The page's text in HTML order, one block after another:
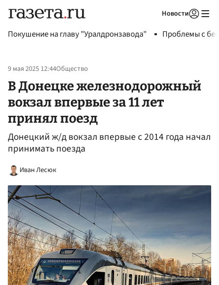
Новости
Покушение на главу "Уралдронзавода" Проблемы с
9 мая 2025 12:44Общество
В Донецке железнодорожный
вокзал впервые за 11 лет
принял поезд
Донецкий ж/д вокзал впервые с 2014 года начал
принимать поезда
Иван Лесюк